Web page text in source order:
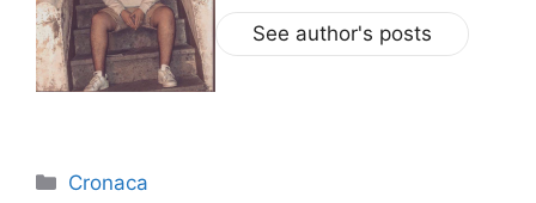
See author's posts
Categorie
Cronaca